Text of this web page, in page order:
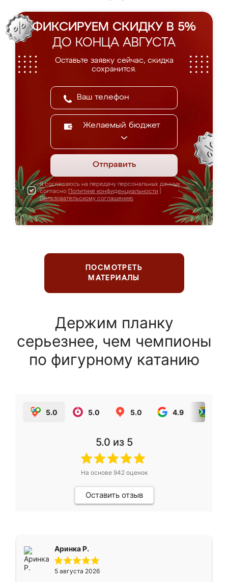
ФИКСИРУЕМ СКИДКУ В 5%
ДО КОНЦА АВГУСТА
Оставьте заявку сейчас, скидка
сохранится.
Желаемый бюджет
Отправить
Я соглашаюсь на передачу персональных данных
согласно Политике конфиденциальности
Пользовательскому соглашению
ПОСМОТРЕТЬ
МАТЕРИАЛЫ
Держим планку
серьезнее, чем чемпионы
по фигурному катанию
5.0 5.0 5.0 4.9
5.0 из 5
На основе 942оценок
Оставить отзыв
Аринка Р.
5 августа 2026